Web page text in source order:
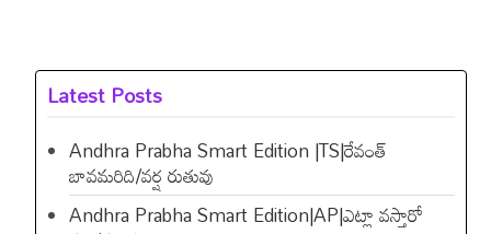
Latest Posts
Andhra Prabha Smart Edition |TS|రేవంత్​
బావమరిది/వర్ష రుతువు
Andhra Prabha Smart Edition|AP|ఎట్లా వస్తారో